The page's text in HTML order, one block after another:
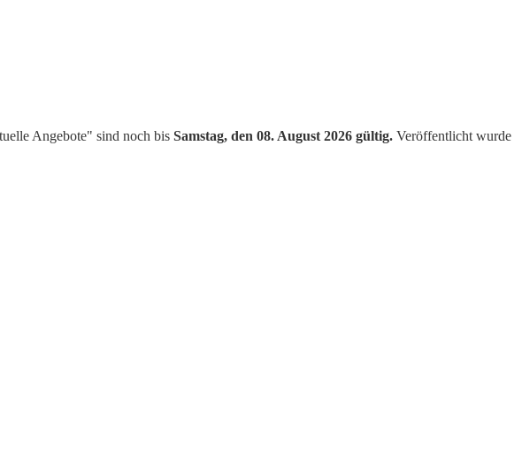
Angebote" sind noch bis Samstag, den 08. August 2026 gültig. Veröffentlicht wurde